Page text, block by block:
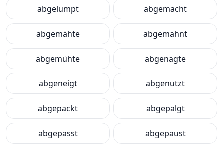
abgelumpt abgemacht
abgemähte abgemahnt
abgemühte abgenagte
abgeneigt abgenutzt
abgepackt abgepalgt
abgepasst abgepaust